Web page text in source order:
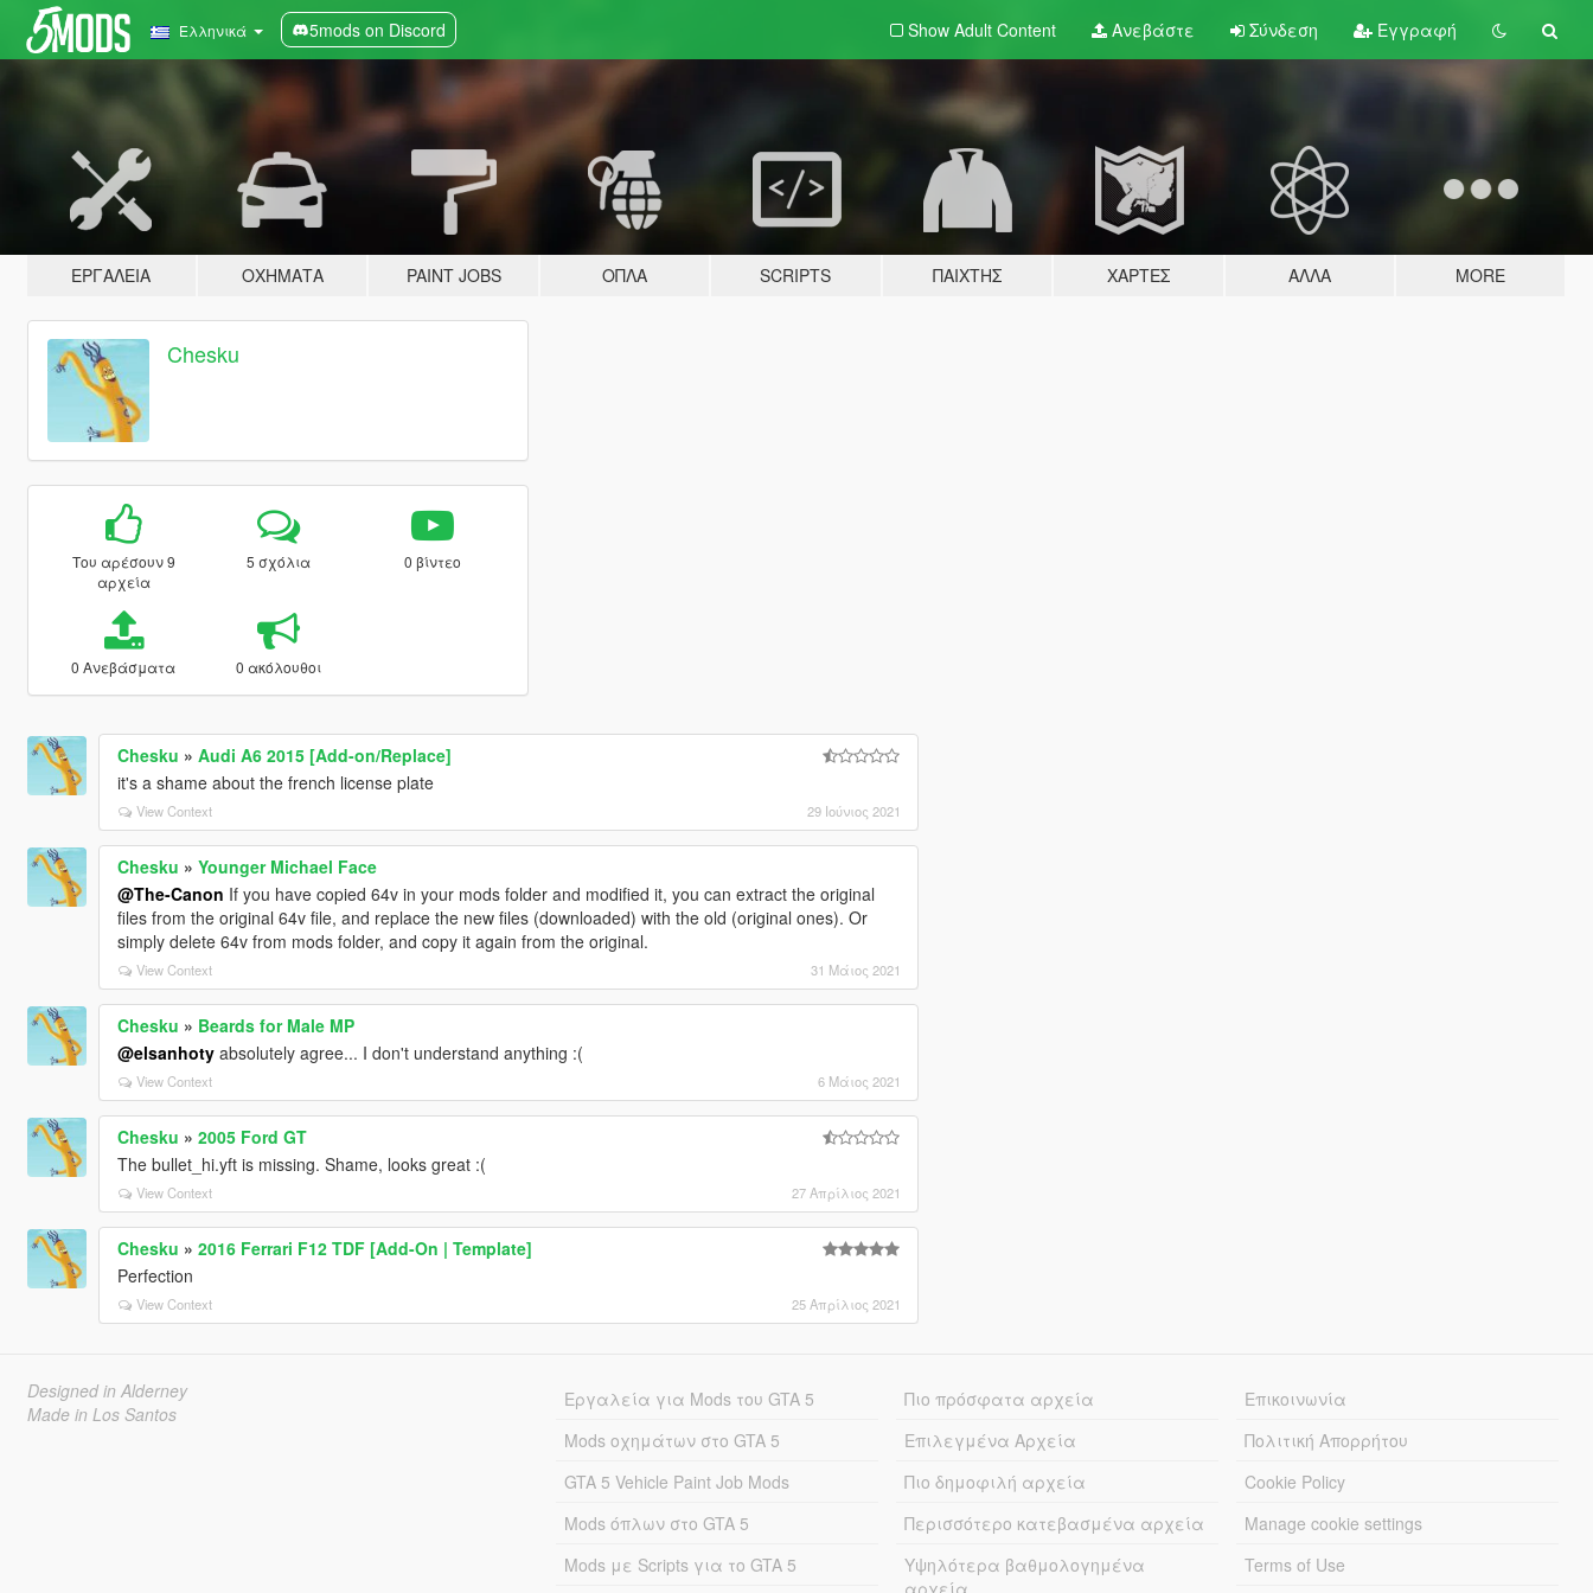
Ελληνικά 5mods on Discord Show Adult Content Ανεβάστε Σύνδεση Εγγραφή
ΕΡΓΑΛΕΊΑ ΟΧΉΜΑΤΑ PAINT JOBS ΌΠΛΑ SCRIPTS ΠΑΊΧΤΗΣ ΧΆΡΤΕΣ ΆΛΛΑ MORE
Chesku
Του αρέσουν 9
αρχεία
5 σχόλια 0 βίντεο
0 Ανεβάσματα 0 ακόλουθοι
Chesku » Audi A6 2015 [Add-on/Replace]
it's a shame about the french license plate
View Context 29 Ιούνιος 2021
Chesku » Younger Michael Face
@The-Canon If you have copied 64v in your mods folder and modified it, you can extract the original
files from the original 64v file, and replace the new files (downloaded) with the old (original ones). Or
simply delete 64v from mods folder, and copy it again from the original.
View Context 31 Μάιος 2021
Chesku » Beards for Male MP
@elsanhotyabsolutely agree... I don't understand anything :(
View Context 6 Μάιος 2021
Chesku » 2005 Ford GT
The bullet_hi.yft is missing. Shame, looks great :(
View Context 27 Απρίλιος 2021
Chesku » 2016 Ferrari F12 TDF [Add-On | Template]
Perfection
View Context 25 Απρίλιος 2021
Designed in Alderney
Made in Los Santos
Εργαλεία για Mods του GTA 5
Mods οχημάτων στο GTA 5
GTA 5 Vehicle Paint Job Mods
Mods όπλων στο GTA 5
Mods με Scripts για το GTA 5
Πιο πρόσφατα αρχεία
Επιλεγμένα Αρχεία
Πιο δημοφιλή αρχεία
Περισσότερο κατεβασμένα αρχεία
Υψηλότερα βαθμολογημένα
αρχεία
Επικοινωνία
Πολιτική Απορρήτου
Cookie Policy
Manage cookie settings
Terms of Use